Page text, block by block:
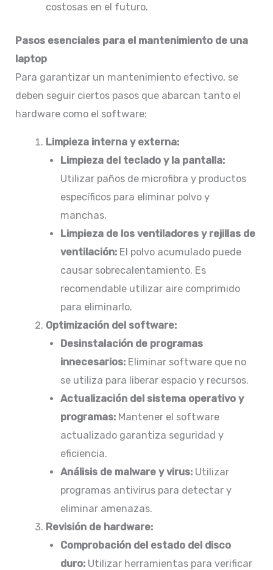
costosas en el futuro.
Pasos esenciales para el mantenimiento de una
laptop
Para garantizar un mantenimiento efectivo, se
deben seguir ciertos pasos que abarcan tanto el
hardware como el software:
Limpieza interna y externa:
Limpieza del teclado y la pantalla:
Utilizar paños de microfibra y productos
específicos para eliminar polvo y
manchas.​
Limpieza de los ventiladores y rejillas de
ventilación: El polvo acumulado puede
causar sobrecalentamiento. Es
recomendable utilizar aire comprimido
para eliminarlo.
Optimización del software:
Desinstalación de programas
innecesarios: Eliminar software que no
se utiliza para liberar espacio y recursos.
Actualización del sistema operativo y
programas: Mantener el software
actualizado garantiza seguridad y
eficiencia.
Análisis de malware y virus: Utilizar
programas antivirus para detectar y
eliminar amenazas.​
Revisión de hardware:
Comprobación del estado del disco
duro: Utilizar herramientas para verificar